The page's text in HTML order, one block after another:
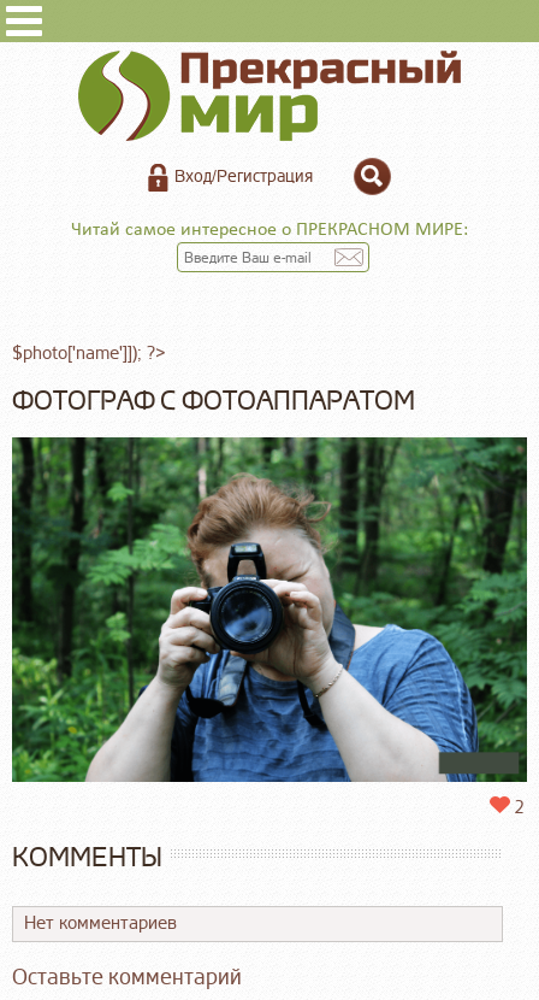
Вход/Регистрация
Читай самое интересное о ПРЕКРАСНОМ МИРЕ:
$photo['name']]); ?>
ФОТОГРАФ С ФОТОАППАРАТОМ
2
КОММЕНТЫ
Нет комментариев
Оставьте комментарий